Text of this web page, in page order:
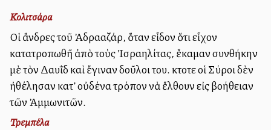
Κολιτσάρα
Οἱ ἄνδρες τοῦ Ἀδρααζάρ, ὅταν εἶδον ὅτι εἶχον
κατατροπωθῆ ἀπὸ τοὺς Ἰσραηλίτας, ἔκαμαν συνθήκην
μὲ τὸν Δαυῒδ καὶ ἔγιναν δοῦλοι του. Ἔκτοτε οἱ Σύροι δὲν
ἠθέλησαν κατ’ οὐδένα τρόπον νὰ ἔλθουν εἰς βοήθειαν
τῶν Ἀμμωνιτῶν.
Τρεμπέλα